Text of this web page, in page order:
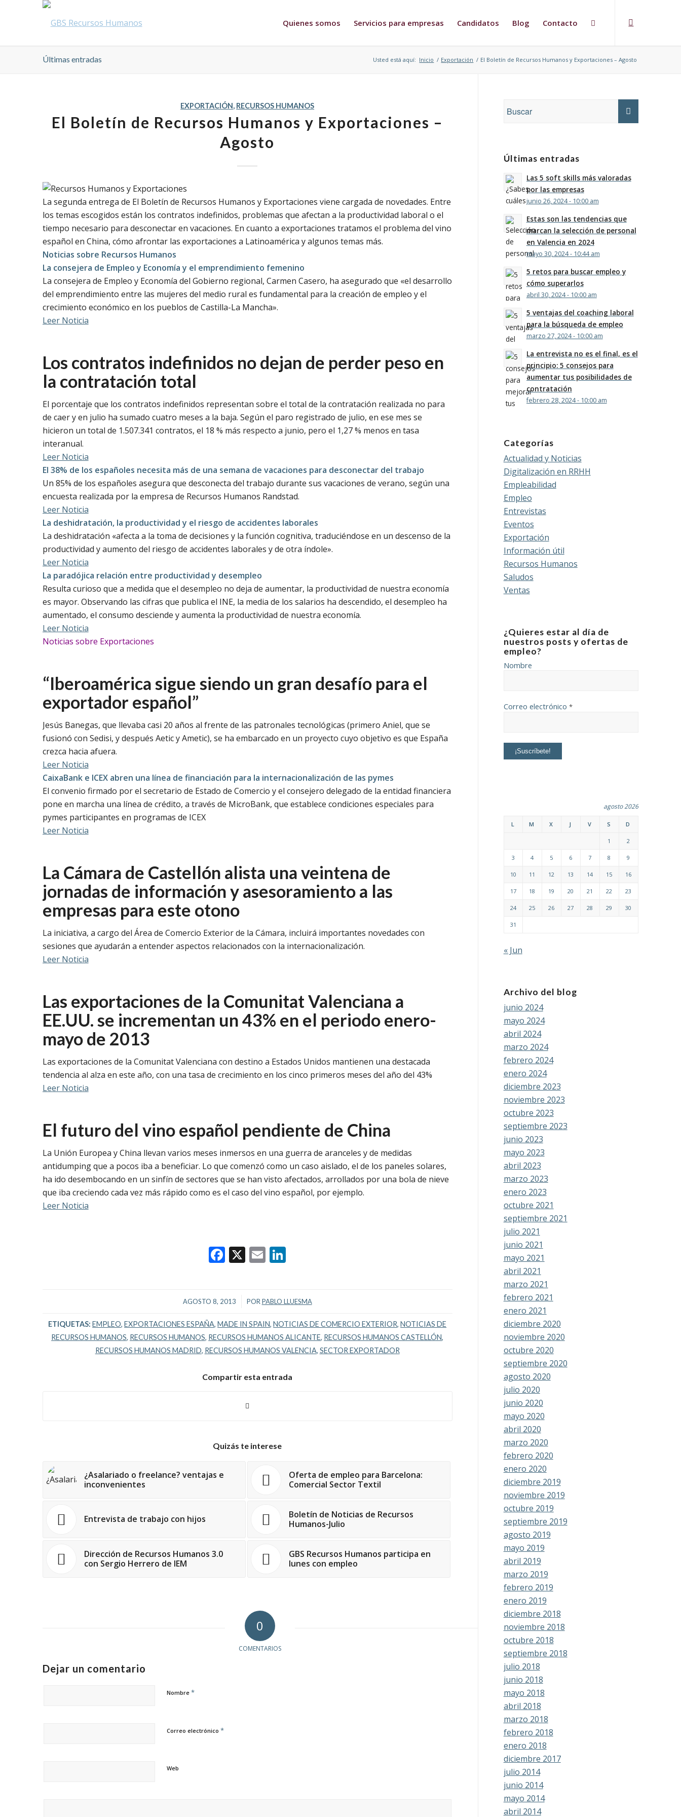
Quienes somos Servicios para empresas Candidatos Blog Contacto
Últimas entradas Usted está aquí: Inicio / Exportación / El Boletín de Recursos Humanos y Exportaciones – Agosto
EXPORTACIÓN, RECURSOS HUMANOS
El Boletín de Recursos Humanos y Exportaciones –
Agosto
La segunda entrega de El Boletín de Recursos Humanos y Exportaciones viene cargada de novedades. Entre
los temas escogidos están los contratos indefinidos, problemas que afectan a la productividad laboral o el
tiempo necesario para desconectar en vacaciones. En cuanto a exportaciones tratamos el problema del vino
español en China, cómo afrontar las exportaciones a Latinoamérica y algunos temas más.
Noticias sobre Recursos Humanos
La consejera de Empleo y Economía y el emprendimiento femenino
La consejera de Empleo y Economía del Gobierno regional, Carmen Casero, ha asegurado que «el desarrollo
del emprendimiento entre las mujeres del medio rural es fundamental para la creación de empleo y el
crecimiento económico en los pueblos de Castilla-La Mancha».
Leer Noticia
Los contratos indefinidos no dejan de perder peso en
la contratación total
El porcentaje que los contratos indefinidos representan sobre el total de la contratación realizada no para
de caer y en julio ha sumado cuatro meses a la baja. Según el paro registrado de julio, en ese mes se
hicieron un total de 1.507.341 contratos, el 18 % más respecto a junio, pero el 1,27 % menos en tasa
interanual.
Leer Noticia
El 38% de los españoles necesita más de una semana de vacaciones para desconectar del trabajo
Un 85% de los españoles asegura que desconecta del trabajo durante sus vacaciones de verano, según una
encuesta realizada por la empresa de Recursos Humanos Randstad.
Leer Noticia
La deshidratación, la productividad y el riesgo de accidentes laborales
La deshidratación «afecta a la toma de decisiones y la función cognitiva, traduciéndose en un descenso de la
productividad y aumento del riesgo de accidentes laborales y de otra índole».
Leer Noticia
La paradójica relación entre productividad y desempleo
Resulta curioso que a medida que el desempleo no deja de aumentar, la productividad de nuestra economía
es mayor. Observando las cifras que publica el INE, la media de los salarios ha descendido, el desempleo ha
aumentado, el consumo desciende y aumenta la productividad de nuestra economía.
Leer Noticia
Noticias sobre Exportaciones
“Iberoamérica sigue siendo un gran desafío para el
exportador español”
Jesús Banegas, que llevaba casi 20 años al frente de las patronales tecnológicas (primero Aniel, que se
fusionó con Sedisi, y después Aetic y Ametic), se ha embarcado en un proyecto cuyo objetivo es que España
crezca hacia afuera.
Leer Noticia
CaixaBank e ICEX abren una línea de financiación para la internacionalización de las pymes
El convenio firmado por el secretario de Estado de Comercio y el consejero delegado de la entidad financiera
pone en marcha una línea de crédito, a través de MicroBank, que establece condiciones especiales para
pymes participantes en programas de ICEX
Leer Noticia
La Cámara de Castellón alista una veintena de
jornadas de información y asesoramiento a las
empresas para este otono
La iniciativa, a cargo del Área de Comercio Exterior de la Cámara, incluirá importantes novedades con
sesiones que ayudarán a entender aspectos relacionados con la internacionalización.
Leer Noticia
Las exportaciones de la Comunitat Valenciana a
EE.UU. se incrementan un 43% en el periodo enero-
mayo de 2013
Las exportaciones de la Comunitat Valenciana con destino a Estados Unidos mantienen una destacada
tendencia al alza en este año, con una tasa de crecimiento en los cinco primeros meses del año del 43%
Leer Noticia
El futuro del vino español pendiente de China
La Unión Europea y China llevan varios meses inmersos en una guerra de aranceles y de medidas
antidumping que a pocos iba a beneficiar. Lo que comenzó como un caso aislado, el de los paneles solares,
ha ido desembocando en un sinfín de sectores que se han visto afectados, arrollados por una bola de nieve
que iba creciendo cada vez más rápido como es el caso del vino español, por ejemplo.
Leer Noticia
Facebook
X Email
AGOSTO 8, 2013
/ POR PABLO LLUESMA
ETIQUETAS: EMPLEO,EXPORTACIONES ESPAÑA,MADE IN SPAIN,NOTICIAS DE COMERCIO EXTERIOR,NOTICIAS DE
RECURSOS HUMANOS, RECURSOS HUMANOS, RECURSOS HUMANOS ALICANTE, RECURSOS HUMANOS CASTELLÓN,
RECURSOS HUMANOS MADRID, RECURSOS HUMANOS VALENCIA, SECTOR EXPORTADOR
Compartir esta entrada
Quizás te interese
¿Asalariado o freelance? ventajas e
inconvenientes
Oferta de empleo para Barcelona:
Comercial Sector Textil
Entrevista de trabajo con hijos
Boletín de Noticias de Recursos
Humanos-Julio
Dirección de Recursos Humanos 3.0
con Sergio Herrero de IEM
GBS Recursos Humanos participa en
lunes con empleo
0
COMENTARIOS
Dejar un comentario
Nombre *
Correo electrónico *
Web
Últimas entradas
Las 5 soft skills más valoradas
por las empresas
junio 26, 2024 - 10:00 am
Estas son las tendencias que
marcan la selección de personal
en Valencia en 2024
mayo 30, 2024 - 10:44 am
5 retos para buscar empleo y
cómo superarlos
abril 30, 2024 - 10:00 am
5 ventajas del coaching laboral
para la búsqueda de empleo
marzo 27, 2024 - 10:00 am
La entrevista no es el final, es el
principio: 5 consejos para
aumentar tus posibilidades de
contratación
febrero 28, 2024 - 10:00 am
Categorías
Actualidad y Noticias
Digitalización en RRHH
Empleabilidad
Empleo
Entrevistas
Eventos
Exportación
Información útil
Recursos Humanos
Saludos
Ventas
¿Quieres estar al día de
nuestros posts y ofertas de
empleo?
Nombre
Correo electrónico *
agosto 2026
L M X J V S D
1 2
3 4 5 6 7 8 9
10 11 12 13 14 15 16
17 18 19 20 21 22 23
24 25 26 27 28 29 30
31
« Jun
Archivo del blog
junio 2024
mayo 2024
abril 2024
marzo 2024
febrero 2024
enero 2024
diciembre 2023
noviembre 2023
octubre 2023
septiembre 2023
junio 2023
mayo 2023
abril 2023
marzo 2023
enero 2023
octubre 2021
septiembre 2021
julio 2021
junio 2021
mayo 2021
abril 2021
marzo 2021
febrero 2021
enero 2021
diciembre 2020
noviembre 2020
octubre 2020
septiembre 2020
agosto 2020
julio 2020
junio 2020
mayo 2020
abril 2020
marzo 2020
febrero 2020
enero 2020
diciembre 2019
noviembre 2019
octubre 2019
septiembre 2019
agosto 2019
mayo 2019
abril 2019
marzo 2019
febrero 2019
enero 2019
diciembre 2018
noviembre 2018
octubre 2018
septiembre 2018
julio 2018
junio 2018
mayo 2018
abril 2018
marzo 2018
febrero 2018
enero 2018
diciembre 2017
julio 2014
junio 2014
mayo 2014
abril 2014